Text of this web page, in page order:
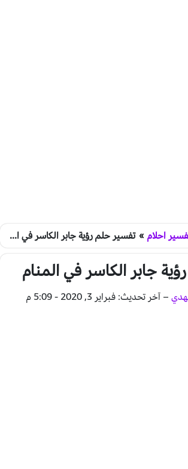
احلام » تفسير حلم رؤية جابر الكاسر في المنام
جابر الكاسر في المنام
– آخر تحديث: فبراير 3, 2020 - 5:09 م